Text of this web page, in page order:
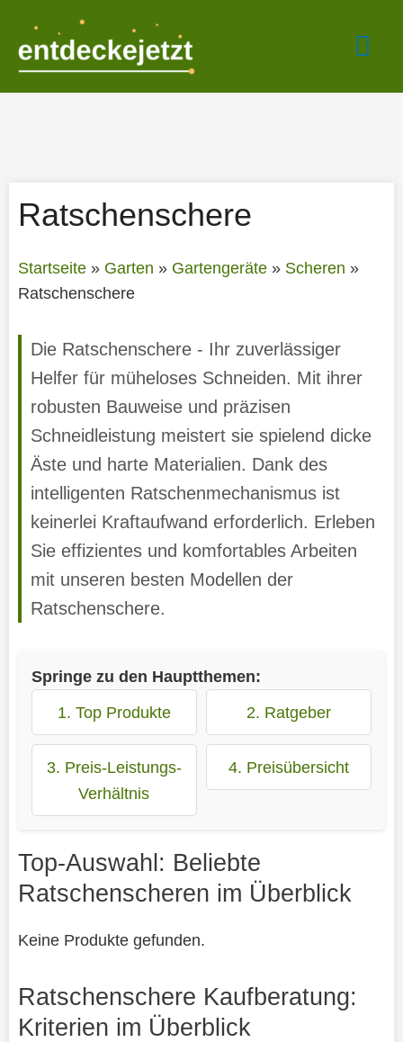
springen
Ratschenschere
Startseite» Garten » Gartengeräte» Scheren »
Ratschenschere
Die Ratschenschere - Ihr zuverlässiger
Helfer für müheloses Schneiden. Mit ihrer
robusten Bauweise und präzisen
Schneidleistung meistert sie spielend dicke
Äste und harte Materialien. Dank des
intelligenten Ratschenmechanismus ist
keinerlei Kraftaufwand erforderlich. Erleben
Sie effizientes und komfortables Arbeiten
mit unseren besten Modellen der
Ratschenschere.
Springe zu den Hauptthemen:
1. Top Produkte
2. Ratgeber
3. Preis-Leistungs-
Verhältnis
4. Preisübersicht
Top-Auswahl: Beliebte
Ratschenscheren im Überblick
Keine Produkte gefunden.
Ratschenschere Kaufberatung:
Kriterien im Überblick